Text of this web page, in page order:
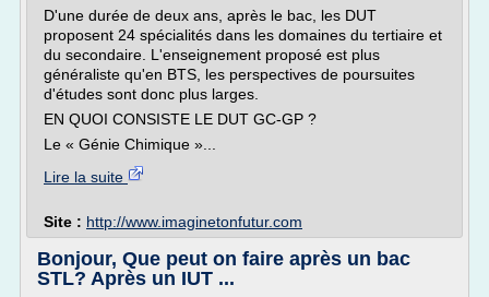
D'une durée de deux ans, après le bac, les DUT
proposent 24 spécialités dans les domaines du tertiaire et
du secondaire. L'enseignement proposé est plus
généraliste qu'en BTS, les perspectives de poursuites
d'études sont donc plus larges.
EN QUOI CONSISTE LE DUT GC-GP ?
Le « Génie Chimique »...
Lire la suite
Site : http://www.imaginetonfutur.com
Bonjour, Que peut on faire après un bac
STL? Après un IUT ...